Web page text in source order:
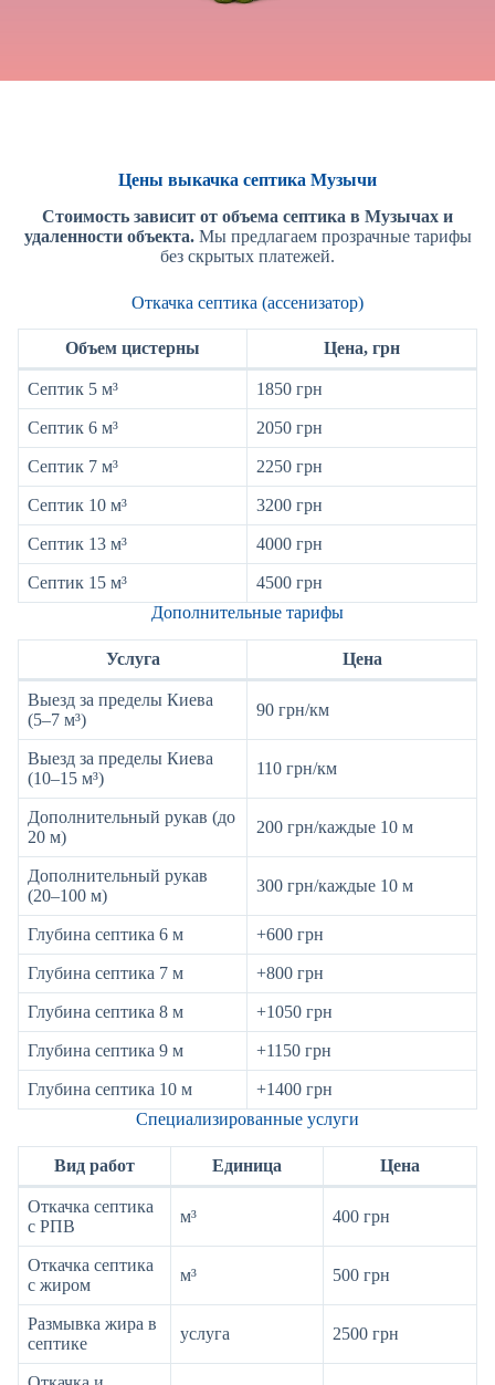
Цены выкачка септика Музычи
Стоимость зависит от объема септика в Музычах и
удаленности объекта.Мы предлагаем прозрачные тарифы
без скрытых платежей.
Откачка септика (ассенизатор)
Объем цистерны Цена, грн
Септик 5 м³ 1850 грн
Септик 6 м³ 2050 грн
Септик 7 м³ 2250 грн
Септик 10 м³ 3200 грн
Септик 13 м³ 4000 грн
Септик 15 м³
4500 грн
Дополнительные тарифы
Услуга Цена
Выезд за пределы Киева
(5–7 м³)
90 грн/км
Выезд за пределы Киева
(10–15 м³)
110 грн/км
Дополнительный рукав (до
20 м)
200 грн/каждые 10 м
Дополнительный рукав
(20–100 м)
300 грн/каждые 10 м
Глубина септика 6 м +600 грн
Глубина септика 7 м +800 грн
Глубина септика 8 м +1050 грн
Глубина септика 9 м +1150 грн
Глубина септика 10 м
+1400 грн
Специализированные услуги
Вид работ Единица Цена
Откачка септика
с РПВ
м³ 400 грн
Откачка септика
с жиром
м³ 500 грн
Размывка жира в
септике
услуга 2500 грн